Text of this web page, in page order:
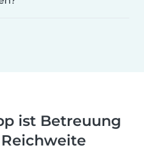
ist Betreuung